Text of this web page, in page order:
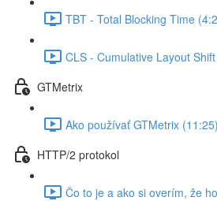
TBT - Total Blocking Time
CLS - Cumulative Layout
GTMetrix
Ako používať GTMetrix (11:25)
HTTP/2 protokol
Čo to je a ako si overím, že